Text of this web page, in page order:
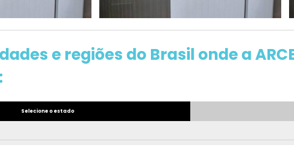
e regiões do Brasil onde a
Selecione o estado